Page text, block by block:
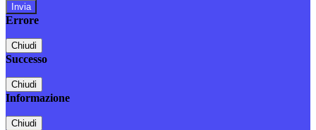
Errore
Chiudi
Successo
Chiudi
Informazione
Chiudi